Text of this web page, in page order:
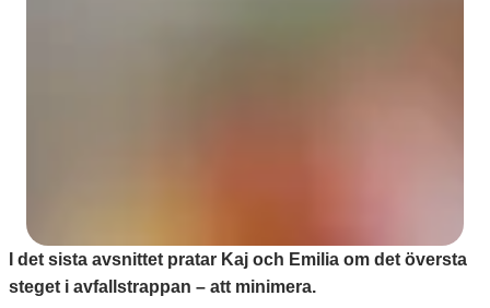
I det sista avsnittet pratar Kaj och Emilia om det översta
steget i avfallstrappan – att minimera.